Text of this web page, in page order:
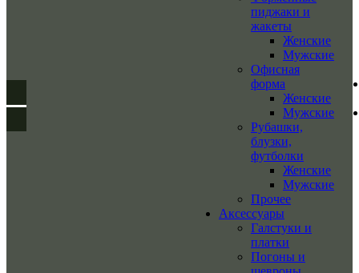
пиджаки и
жакеты
Женские
Мужские
Офисная
форма
Женские
Мужские
Рубашки,
блузки,
футболки
Женские
Мужские
Прочее
Аксессуары
Галстуки и
платки
Погоны и